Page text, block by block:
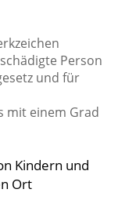
Person
und für
mit einem Grad
Kindern und
Ort